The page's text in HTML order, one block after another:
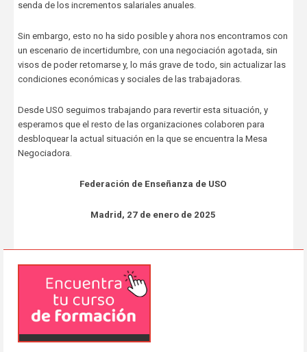
senda de los incrementos salariales anuales.
Sin embargo, esto no ha sido posible y ahora nos encontramos con
un escenario de incertidumbre, con una negociación agotada, sin
visos de poder retomarse y, lo más grave de todo, sin actualizar las
condiciones económicas y sociales de las trabajadoras.
Desde USO seguimos trabajando para revertir esta situación, y
esperamos que el resto de las organizaciones colaboren para
desbloquear la actual situación en la que se encuentra la Mesa
Negociadora.
Federación de Enseñanza de USO
Madrid, 27 de enero de 2025